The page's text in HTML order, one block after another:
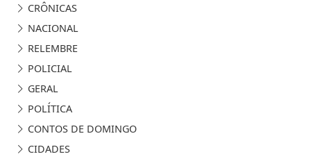
CRÔNICAS
NACIONAL
RELEMBRE
POLICIAL
GERAL
POLÍTICA
CONTOS DE DOMINGO
CIDADES